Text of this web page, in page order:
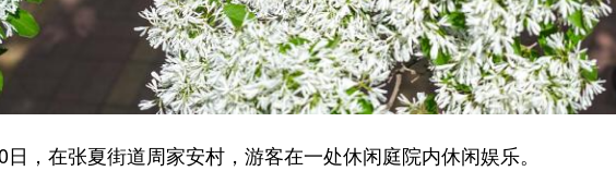
在张夏街道周家安村，游客在一处休闲庭院内休闲娱乐。